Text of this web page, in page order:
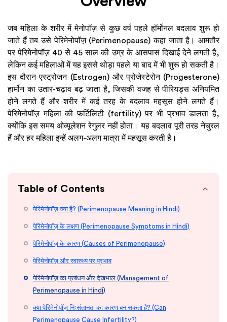
जब महिला के शरीर में मेनोपॉज़ से कुछ वर्ष पहले हॉर्मोनल बदलाव शुरू हो
जाते हैं तब उसे पेरिमेनोपॉज़ (Perimenopause) कहा जाता है। आमतौर
पर पेरिमेनोपॉज़ 40 से 45 साल की उम्र के आसपास दिखाई देने लगती है,
लेकिन कई महिलाओं में यह इससे थोड़ा पहले या बाद में भी शुरू हो सकती है।
इस दौरान एस्ट्रोजन (Estrogen) और प्रोजेस्टेरोन (Progesterone)
हार्मोन का उतार-चढ़ाव बढ़ जाता है, जिसकी वजह से पीरियड्स अनियमित
होने लगते हैं और शरीर में कई तरह के बदलाव महसूस होने लगते हैं।
पेरिमेनोपॉज़ महिला की फर्टिलिटी (fertility) पर भी प्रभाव डालता है,
क्योंकि इस समय ओव्यूलेशन रेगुलर नहीं होता। यह बदलाव पूरी तरह नेचुरल
हैं और हर महिला इन्हें अलग-अलग मात्रा में महसूस करती है।
Table of Contents
पेरिमेनोपॉज़ क्या है? (Perimenopause Meaning in Hindi)
पेरिमेनोपॉज़ के लक्षण (Perimenopause Symptoms in Hindi)
पेरिमेनोपॉज़ के कारण (Causes of Perimenopause)
पेरिमेनोपॉज़ और स्वास्थ्य पर प्रभाव
पेरिमेनोपॉज़ का प्रबंधन और देखभाल (Management of
Perimenopause in Hindi)
क्या पेरिमेनोपॉज़ निःसंतानता का कारण बन सकता है? (Can
Perimenopause Cause Infertility?)